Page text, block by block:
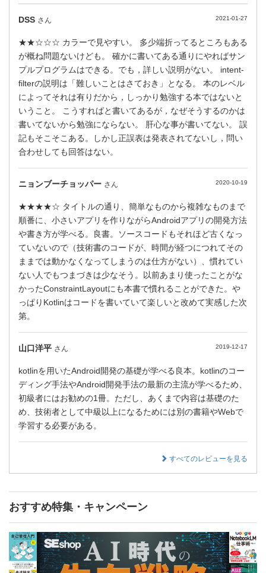
DSS さん 2021-01-27
★★☆☆☆ カラーで見やすい。 多少端折ってるところもある
が概ね問題ないけども。 確かに書いてある通りにやればサン
プルプログラムはできる。でも，詳しい説明がない。 intent-
filterの説明は「難しいことはさておき」となる。 本のレベル
によってそれは有りだから，しっかり勉強する本ではないと
いうこと。 こうすればと書いてあるが，なぜそうするのかは
書いてないから勉強にならない。 肝心な事が書いてない。 誤
記もそこそこある。しかし正誤表は発表されてないし，問い
合わせしても回答はない。
ニョンブーチョッパー さん 2020-10-19
★★★★☆ タイトルの通り、簡単なものから複雑なものまで
順番に、小さいアプリを作りながらAndroidアプリの開発方法
や書き方が学べる。良書。ソースコードもそれほど古くなっ
ていないので（技術書のコードが、時間が経つにつれてその
ままでは動かなくなってしまうのは仕方がない）、慣れてい
ない人でもつまづきは少なそう。以前あまり使ったことがな
かったConstraintLayoutにも本書で慣れることができた。や
っぱりKotlinはコードを書いていて楽しいと改めて実感した次
第。
山口洋平 さん 2019-12-17
kotlinを用いたAndroid開発の基礎が学べる良本。kotlinのコー
ディング手法やAndroid開発手法の最新の主流が学べるため、
初級者にはお勧めの1冊。ただし、あくまで内容は基礎のた
め、技術者として中級以上になるためには別の書籍やWebで
学習する必要がある。
すべてのレビューを見る
おすすめ特集・キャンペーン